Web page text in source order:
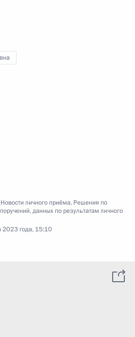
Новости личного приёма, Решения по
данных по результатам личного
2023 года, 15:10